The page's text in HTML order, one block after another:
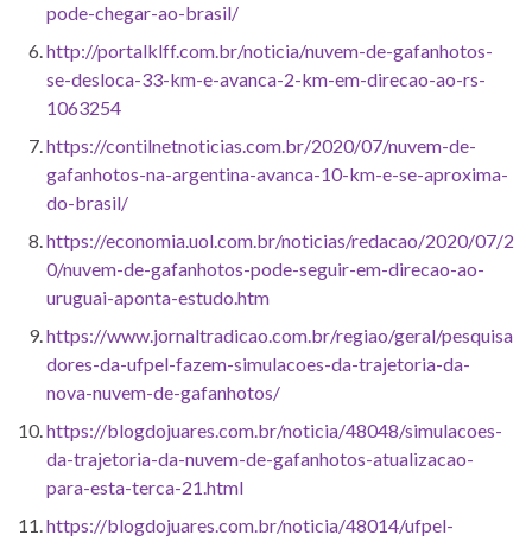
pode-chegar-ao-brasil/
http://portalklff.com.br/noticia/nuvem-de-gafanhotos-
se-desloca-33-km-e-avanca-2-km-em-direcao-ao-rs-
1063254
https://contilnetnoticias.com.br/2020/07/nuvem-de-
gafanhotos-na-argentina-avanca-10-km-e-se-aproxima-
do-brasil/
https://economia.uol.com.br/noticias/redacao/2020/07/2
0/nuvem-de-gafanhotos-pode-seguir-em-direcao-ao-
uruguai-aponta-estudo.htm
https://www.jornaltradicao.com.br/regiao/geral/pesquisa
dores-da-ufpel-fazem-simulacoes-da-trajetoria-da-
nova-nuvem-de-gafanhotos/
https://blogdojuares.com.br/noticia/48048/simulacoes-
da-trajetoria-da-nuvem-de-gafanhotos-atualizacao-
para-esta-terca-21.html
https://blogdojuares.com.br/noticia/48014/ufpel-